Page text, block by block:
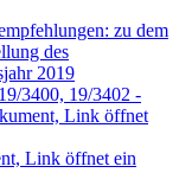
zu dem
des
2019
3400, 19/3402 -
Link öffnet
Link öffnet ein